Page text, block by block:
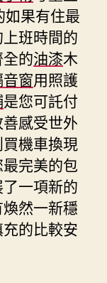
果有住最
班時間的
的油漆木
窗用照護
是您可託付
感受世外
機車換現
完美的包
一項新的
然一新穩
的比較安